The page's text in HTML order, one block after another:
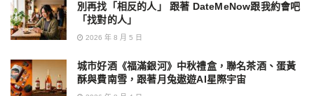
別再找「相反的人」 跟著 DateMeNow跟我約會吧
「找對的人」
2026 年 8 月 5 日
城市好酒《福滿銀河》中秋禮盒，聯名茶酒、蛋黃
酥與費南雪，跟著月兔遨遊AI星際宇宙